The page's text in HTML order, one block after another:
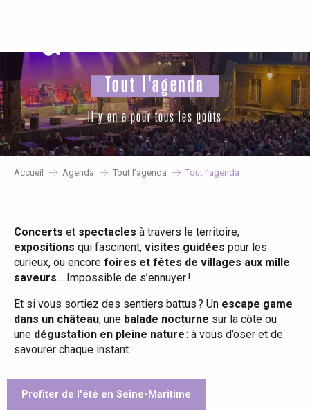
principal
Tout l'agenda
il y en a pour tous les goûts
Accueil Agenda Tout l’agenda Tout l’agenda
Concerts et spectacles à travers le territoire,
expositions qui fascinent, visites guidées pour les
curieux, ou encore foires et fêtes de villages aux mille
saveurs… Impossible de s’ennuyer !
Et si vous sortiez des sentiers battus ? Un escape game
dans un château, une balade nocturne sur la côte ou
une dégustation en pleine nature: à vous d’oser et de
savourer chaque instant.
Profiter de l'été en Seine-Maritime